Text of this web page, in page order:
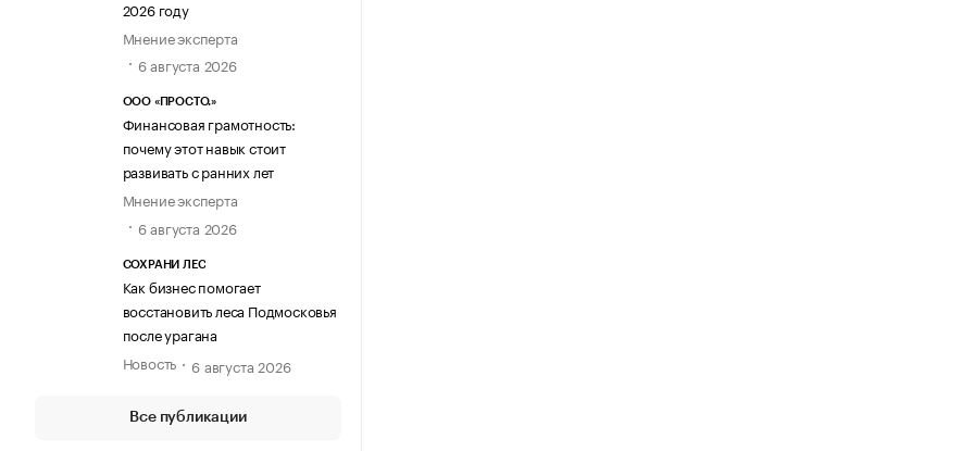
2026 году
Мнение эксперта
6 августа 2026
ООО «ПРОСТО.»
Финансовая грамотность:
почему этот навык стоит
развивать с ранних лет
Мнение эксперта
6 августа 2026
СОХРАНИ ЛЕС
Как бизнес помогает
восстановить леса Подмосковья
после урагана
Новость
6 августа 2026
Все публикации